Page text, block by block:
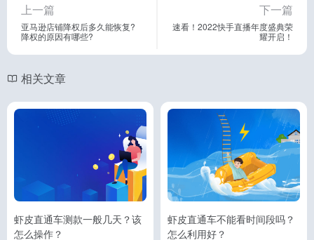
上一篇
亚马逊店铺降权后多久能恢复?
降权的原因有哪些?
下一篇
速看！2022快手直播年度盛典荣
耀开启！
相关文章
虾皮直通车测款一般几天？该
怎么操作？
虾皮直通车不能看时间段吗？
怎么利用好？